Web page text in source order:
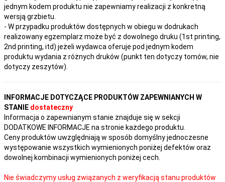
jednym kodem produktu nie zapewniamy realizacji z konkretną
wersją grzbietu.
- W przypadku produktów dostępnych w obiegu w dodrukach
realizowany egzemplarz może być z dowolnego druku (1st printing,
2nd printing, itd) jeżeli wydawca oferuje pod jednym kodem
produktu wydania z różnych druków (punkt ten dotyczy tomów, nie
dotyczy zeszytów).
INFORMACJE DOTYCZĄCE PRODUKTÓW ZAPEWNIANYCH W
STANIE dostateczny
Informacja o zapewnianym stanie znajduje się w sekcji
DODATKOWE INFORMACJE na stronie każdego produktu.
Ceny produktów uwzględniają w sposób domyślny jednoczesne
występowanie wszystkich wymienionych poniżej defektów oraz
dowolnej kombinacji wymienionych poniżej cech.
Nie świadczymy usług związanych z weryfikacją stanu produktów